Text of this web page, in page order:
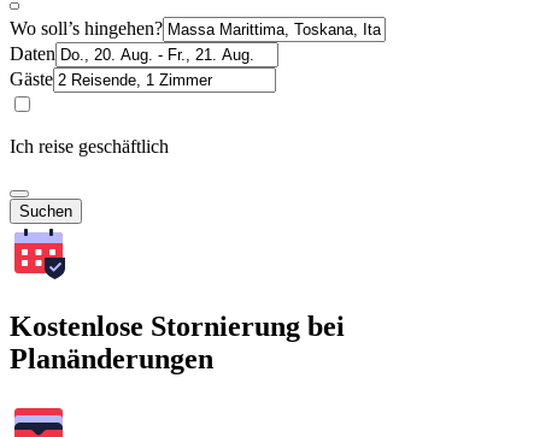
Wo soll’s hingehen?
Daten
Gäste
Ich reise geschäftlich
Suchen
Kostenlose Stornierung bei
Planänderungen